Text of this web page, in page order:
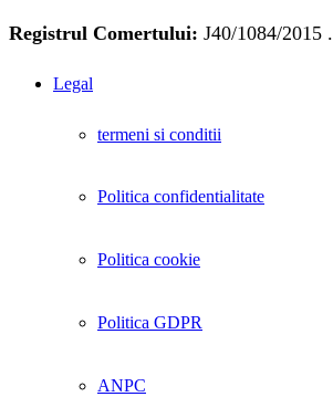
Registrul Comertului: J40/1084/2015 .
Legal
termeni si conditii
Politica confidentialitate
Politica cookie
Politica GDPR
ANPC